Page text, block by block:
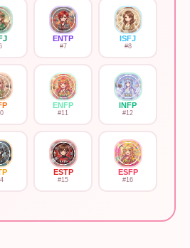
ENTP
#7
ISFJ
#8
ENFP
#11
INFP
#12
ESTP
#15
ESFP
#16